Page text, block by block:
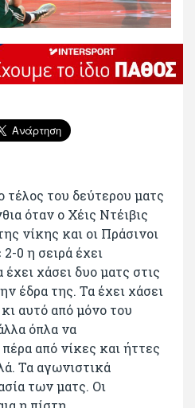
τέλος του δεύτερου ματς
όταν ο Χέις Ντέιβις
νίκης και οι Πράσινοι
0 η σειρά έχει
χάσει δυο ματς στις
έδρα της. Τα έχει χάσει
αυτό από μόνο του
όπλα να
από νίκες και ήττες
Τα αγωνιστικά
των ματς. Οι